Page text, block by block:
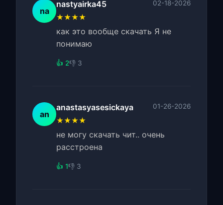
na
nastyairka45 02-18-2026
★★★★
как это вообще скачать Я не
понимаю
👍 2👎 3
an
anastasyasesickaya 01-26-2026
★★★★
не могу скачать чит.. очень
расстроена
👍 1👎 3